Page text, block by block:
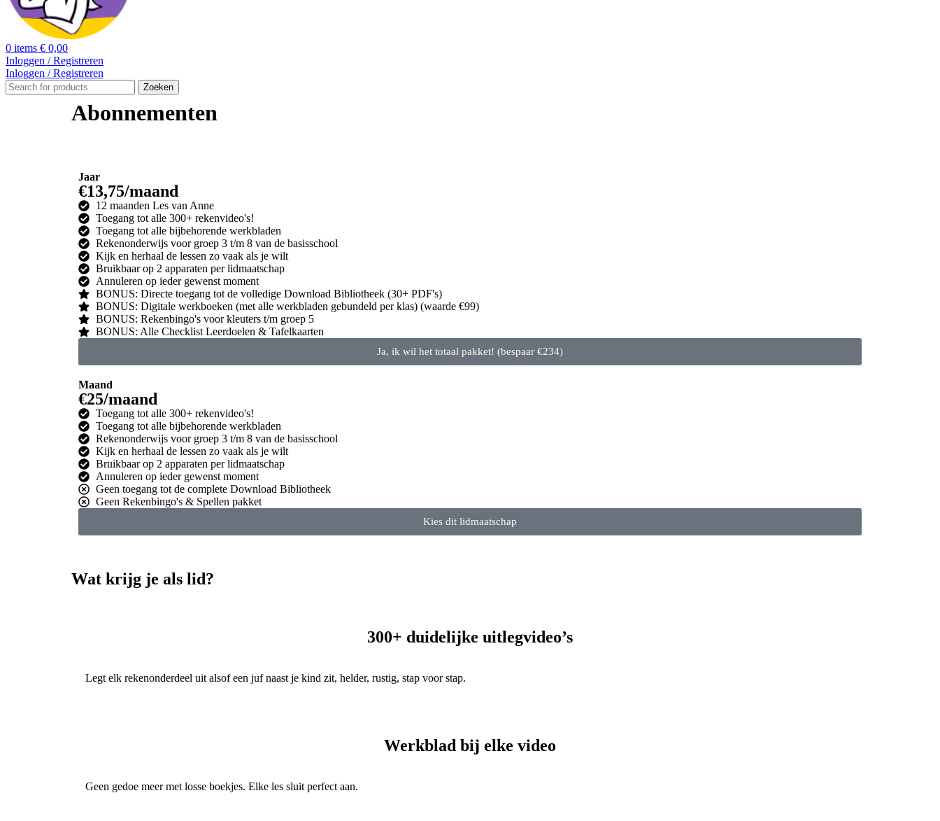
0 items € 0,00
Inloggen / Registreren
Inloggen / Registreren
Zoeken
Abonnementen
Jaar
€13,75/maand
12 maanden Les van Anne
Toegang tot alle 300+ rekenvideo's!
Toegang tot alle bijbehorende werkbladen
Rekenonderwijs voor groep 3 t/m 8 van de basisschool
Kijk en herhaal de lessen zo vaak als je wilt
Bruikbaar op 2 apparaten per lidmaatschap
Annuleren op ieder gewenst moment
BONUS: Directe toegang tot de volledige Download Bibliotheek (30+ PDF's)
BONUS: Digitale werkboeken (met alle werkbladen gebundeld per klas) (waarde €99)
BONUS: Rekenbingo's voor kleuters t/m groep 5
BONUS: Alle Checklist Leerdoelen & Tafelkaarten
Ja, ik wil het totaal pakket! (bespaar €234)
Maand
€25/maand
Toegang tot alle 300+ rekenvideo's!
Toegang tot alle bijbehorende werkbladen
Rekenonderwijs voor groep 3 t/m 8 van de basisschool
Kijk en herhaal de lessen zo vaak als je wilt
Bruikbaar op 2 apparaten per lidmaatschap
Annuleren op ieder gewenst moment
Geen toegang tot de complete Download Bibliotheek
Geen Rekenbingo's & Spellen pakket
Kies dit lidmaatschap
Wat krijg je als lid?
300+ duidelijke uitlegvideo’s
Legt elk rekenonderdeel uit alsof een juf naast je kind zit, helder, rustig, stap voor stap.
Werkblad bij elke video
Geen gedoe meer met losse boekjes. Elke les sluit perfect aan.